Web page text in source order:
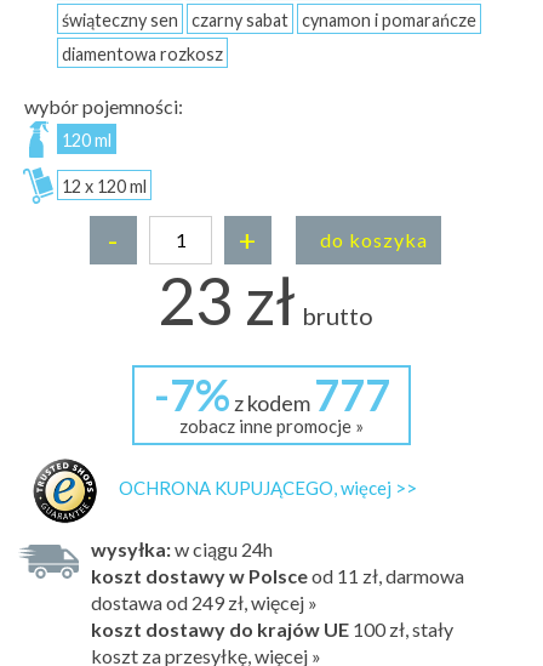
świąteczny sen
czarny sabat
cynamon i pomarańcze
diamentowa rozkosz
wybór pojemności:
120 ml
12 x 120 ml
- + do koszyka
23 zł brutto
-7% z kodem 777
zobacz inne promocje »
OCHRONA KUPUJĄCEGO, więcej >>
wysyłka:w ciągu 24h
koszt dostawy w Polsceod 11 zł, darmowa
dostawa od 249 zł, więcej »
koszt dostawy do krajów UE 100 zł, stały
koszt za przesyłkę, więcej »